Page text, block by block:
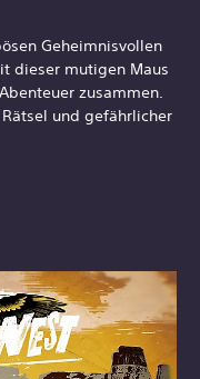
Geheimnisvollen
dieser mutigen Maus
zusammen.
und gefährlicher